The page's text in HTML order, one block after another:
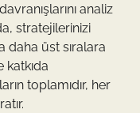
analiz
stratejilerinizi
daha üst sıralara
katkıda
toplamıdır, her